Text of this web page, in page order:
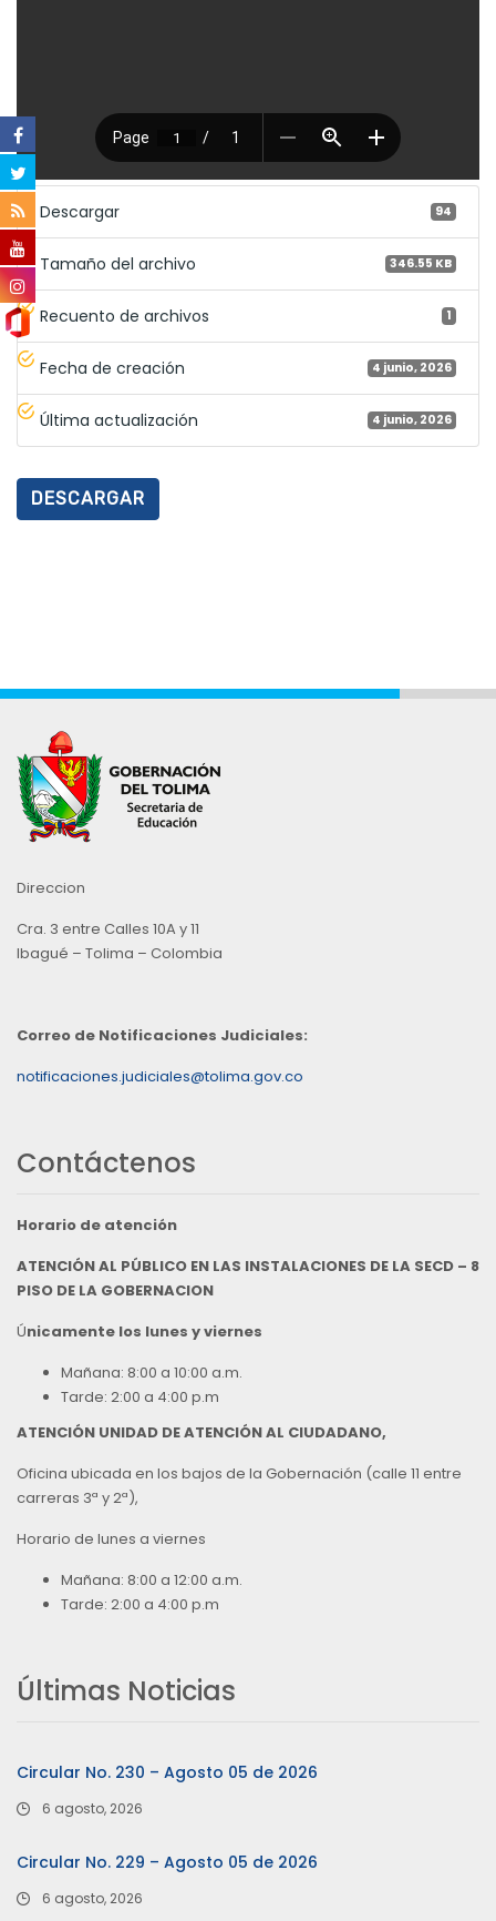
Descargar 94
Tamaño del archivo 346.55 KB
Recuento de archivos 1
Fecha de creación 4 junio, 2026
Última actualización 4 junio, 2026
DESCARGAR
Direccion
Cra. 3 entre Calles 10A y 11
Ibagué – Tolima – Colombia
Correo de Notificaciones Judiciales:
notificaciones.judiciales@tolima.gov.co
Contáctenos
Horario de atención
ATENCIÓN AL PÚBLICO EN LAS INSTALACIONES DE LA SECD – 8
PISO DE LA GOBERNACION
Únicamente los lunes y viernes
Mañana: 8:00 a 10:00 a.m.
Tarde: 2:00 a 4:00 p.m
ATENCIÓN UNIDAD DE ATENCIÓN AL CIUDADANO,
Oficina ubicada en los bajos de la Gobernación (calle 11 entre
carreras 3ª y 2ª),
Horario de lunes a viernes
Mañana: 8:00 a 12:00 a.m.
Tarde: 2:00 a 4:00 p.m
Últimas Noticias
Circular No. 230 – Agosto 05 de 2026
6 agosto, 2026
Circular No. 229 – Agosto 05 de 2026
6 agosto, 2026